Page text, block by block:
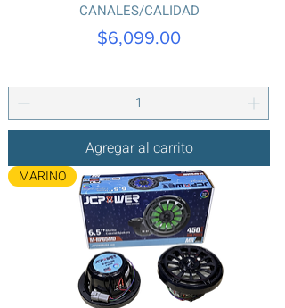
CANALES/CALIDAD
Precio
$6,099.00
Agregar al carrito
MARINO